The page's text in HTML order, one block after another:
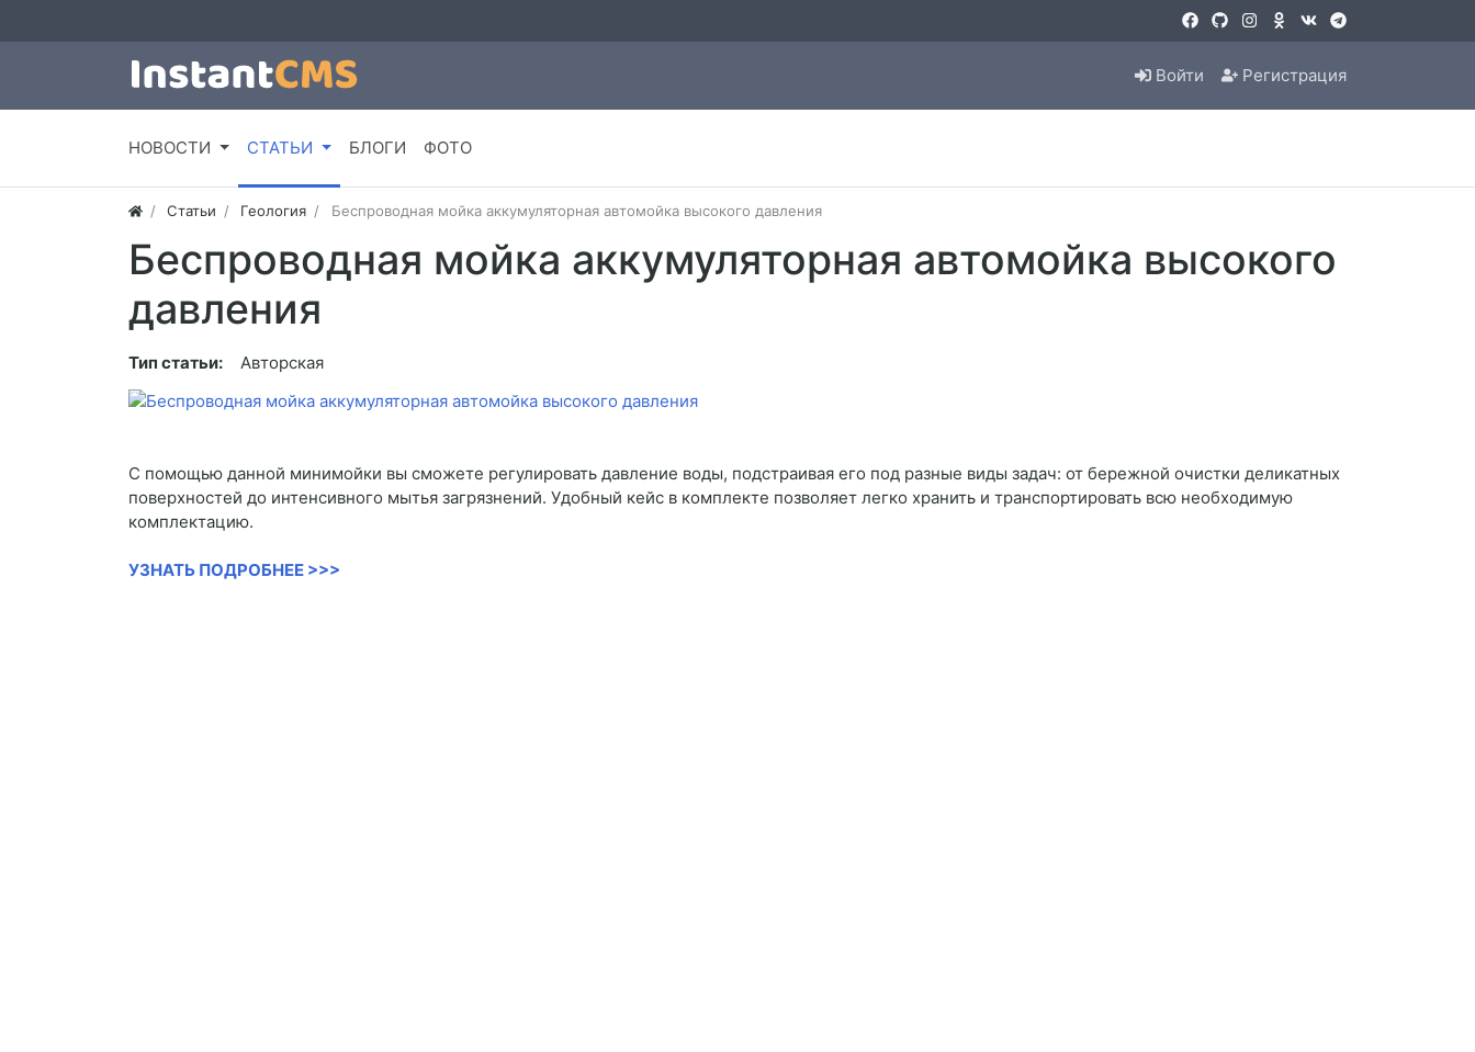
Войти Регистрация
НОВОСТИ СТАТЬИ БЛОГИ ФОТО
Статьи Геология Беспроводная мойка аккумуляторная автомойка высокого давления
Беспроводная мойка аккумуляторная автомойка высокого
давления
Тип статьи: Авторская
С помощью данной минимойки вы сможете регулировать давление воды, подстраивая его под разные виды задач: от бережной очистки деликатных
поверхностей до интенсивного мытья загрязнений. Удобный кейс в комплекте позволяет легко хранить и транспортировать всю необходимую
комплектацию.
УЗНАТЬ ПОДРОБНЕЕ >>>